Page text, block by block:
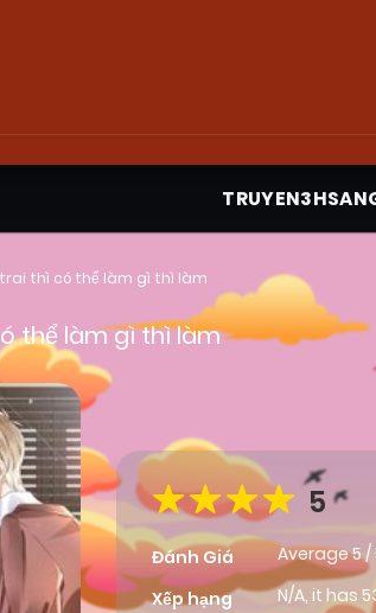
thì có thể làm gì thì làm
thể làm gì thì làm
5
Đánh Giá Average5/
Xếp hạng
N/A, it has